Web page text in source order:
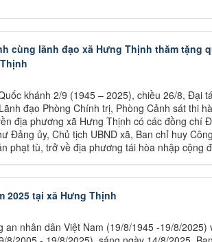
cùng lãnh đạo xã Hưng Thịnh thăm tặng
khánh 2/9 (1945 – 2025), chiều 26/8, Đại
đạo Phòng Chính trị, Phòng Cảnh sát thi
địa phương xã Hưng Thịnh có các đồng chí
Đảng ủy, Chủ tịch UBND xã, Ban chỉ huy
phạt tù, trở về địa phương tái hòa nhập cộng
2025 tại xã Hưng Thịnh
nhân dân Việt Nam (19/8/1945 -19/8/2025)